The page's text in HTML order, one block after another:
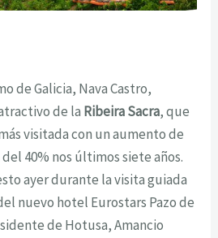
de Galicia, Nava Castro,
de la Ribeira Sacra, que
visitada con un aumento de
40% nos últimos siete años.
ayer durante la visita guiada
nuevo hotel Eurostars Pazo de
de Hotusa, Amancio